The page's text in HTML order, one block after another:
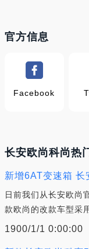
官方信息
Facebook
长安欧尚科尚热
新增6AT变速箱
日前我们从长安欧尚
款欧尚的改款车型采
1900/1/1 0:00:00